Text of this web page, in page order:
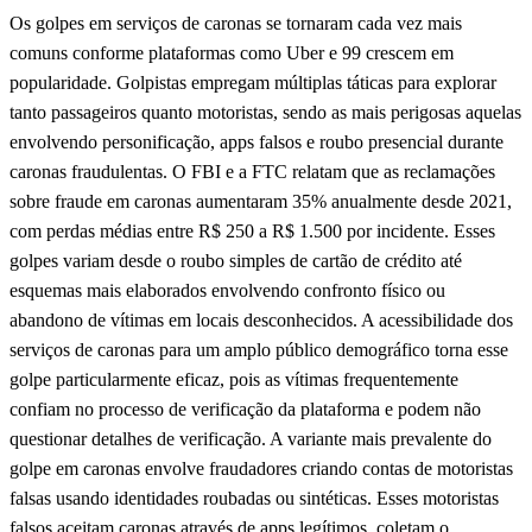
Os golpes em serviços de caronas se tornaram cada vez mais
comuns conforme plataformas como Uber e 99 crescem em
popularidade. Golpistas empregam múltiplas táticas para explorar
tanto passageiros quanto motoristas, sendo as mais perigosas aquelas
envolvendo personificação, apps falsos e roubo presencial durante
caronas fraudulentas. O FBI e a FTC relatam que as reclamações
sobre fraude em caronas aumentaram 35% anualmente desde 2021,
com perdas médias entre R$ 250 a R$ 1.500 por incidente. Esses
golpes variam desde o roubo simples de cartão de crédito até
esquemas mais elaborados envolvendo confronto físico ou
abandono de vítimas em locais desconhecidos. A acessibilidade dos
serviços de caronas para um amplo público demográfico torna esse
golpe particularmente eficaz, pois as vítimas frequentemente
confiam no processo de verificação da plataforma e podem não
questionar detalhes de verificação. A variante mais prevalente do
golpe em caronas envolve fraudadores criando contas de motoristas
falsas usando identidades roubadas ou sintéticas. Esses motoristas
falsos aceitam caronas através de apps legítimos, coletam o